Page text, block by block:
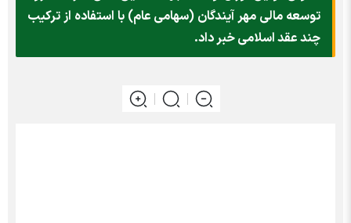
توسعه مالی مهر آیندگان (سهامی عام) با استفاده از ترکیب
چند عقد اسلامی خبر داد.